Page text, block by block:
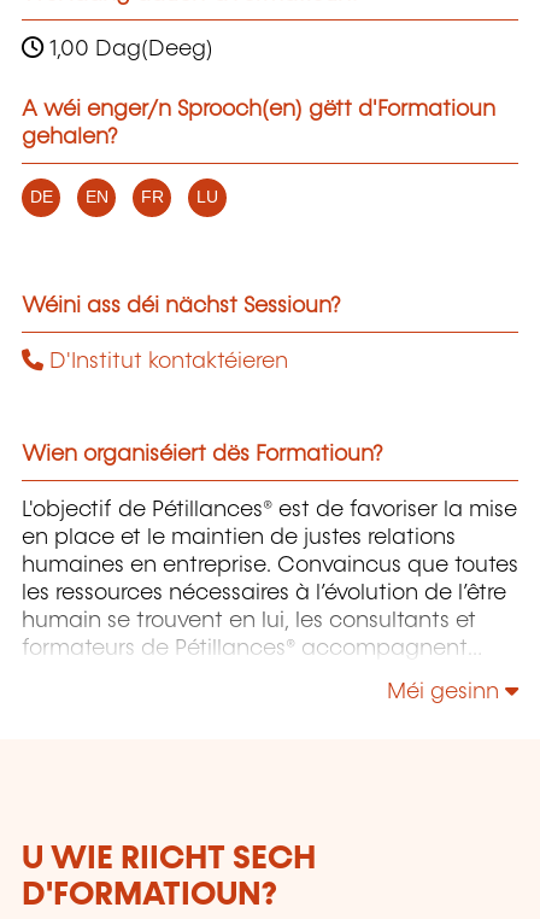
1,00 Dag(Deeg)
A wéi enger/n Sprooch(en) gëtt d'Formatioun
gehalen?
DE EN FR LU
Wéini ass déi nächst Sessioun?
D'Institut kontaktéieren
Wien organiséiert dës Formatioun?
L'objectif de Pétillances® est de favoriser la mise
en place et le maintien de justes relations
humaines en entreprise. Convaincus que toutes
les ressources nécessaires à l’évolution de l’être
humain se trouvent en lui, les consultants et
formateurs de Pétillances® accompagnent
équipes et individus dans la connaissance
d’eux-mêmes pour révéler leurs compétences
Méi gesinn
U WIE RIICHT SECH
D'FORMATIOUN?